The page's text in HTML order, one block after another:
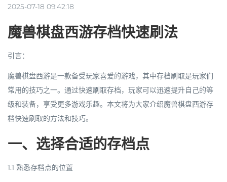
2025-07-18 09:42:18
魔兽棋盘西游存档快速刷法
引言：
魔兽棋盘西游是一款备受玩家喜爱的游戏，其中存档刷取是玩家们
常用的技巧之一。通过快速刷取存档，玩家可以迅速提升自己的等
级和装备，享受更多游戏乐趣。本文将为大家介绍魔兽棋盘西游存
档快速刷取的方法和技巧。
一、选择合适的存档点
1.1 熟悉存档点的位置